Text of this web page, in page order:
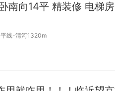
南向14平 精装修 电梯房
平线-清河1320m